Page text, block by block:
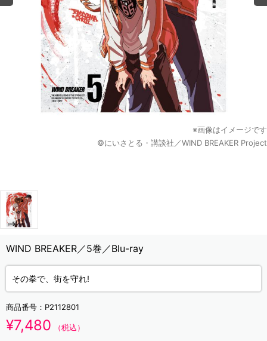
※画像はイメージです
©にいさとる・講談社／WIND BREAKER Project
WIND BREAKER／5巻／Blu-ray
その拳で、街を守れ!
商品番号： P2112801
¥7,480 （税込）